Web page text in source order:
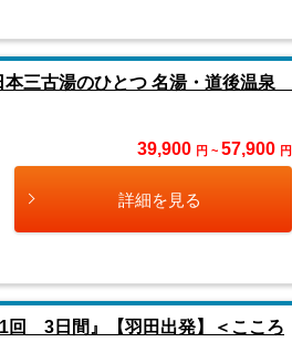
本三古湯のひとつ 名湯・道後温泉
39,900 円 ~ 57,900 円
詳細を見る
回 3日間』【羽田出発】＜こころ